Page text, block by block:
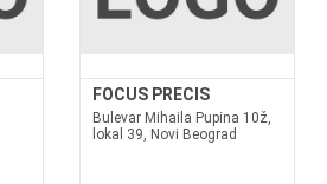
FOCUS PRECIS
Bulevar Mihaila Pupina 10ž,
lokal 39, Novi Beograd